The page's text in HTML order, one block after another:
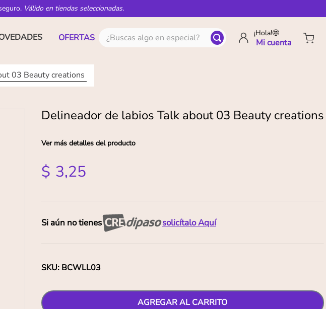
Válido en tiendas seleccionadas.
OFERTAS ¿Buscas algo en especial? ¡Hola!🤩
03 Beauty creations
Delineador de labios Talk about 03 Beauty creations
Ver más detalles del producto
$ 3,25
Si aún no tienes solicítalo Aquí
SKU: BCWLL03
AGREGAR AL CARRITO